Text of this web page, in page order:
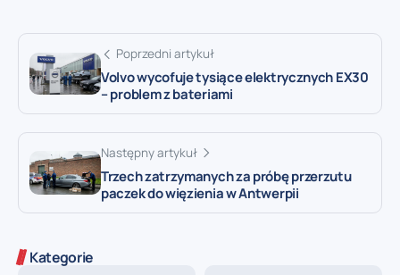
Poprzedni artykuł
Volvo wycofuje tysiące elektrycznych EX30
– problem z bateriami
Następny artykuł
Trzech zatrzymanych za próbę przerzutu
paczek do więzienia w Antwerpii
Kategorie